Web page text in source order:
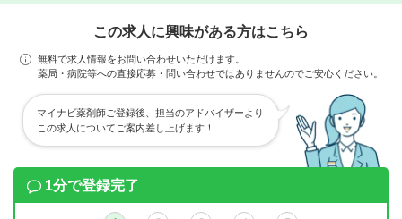
この求人に興味がある方はこちら
無料で求人情報をお問い合わせいただけます。
薬局・病院等への直接応募・問い合わせではありませんのでご安心ください。
マイナビ薬剤師ご登録後、担当のアドバイザーより
この求人についてご案内差し上げます！
1分で登録完了